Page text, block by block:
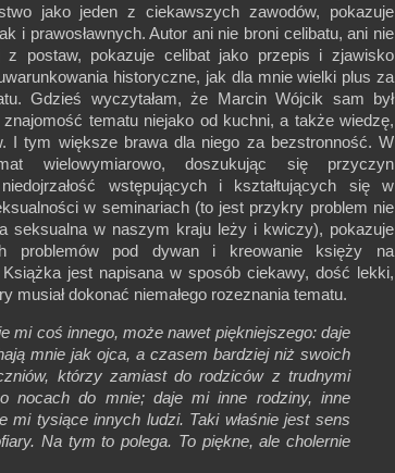
jako jeden z ciekawszych zawodów, pokazuje
i prawosławnych. Autor ani nie broni celibatu, ani nie
z postaw, pokazuje celibat jako przepis i zjawisko
historyczne, jak dla mnie wielki plus za
Gdzieś wyczytałam, że Marcin Wójcik sam był
tematu niejako od kuchni, a także wiedzę,
I tym większe brawa dla niego za bezstronność. W
wielowymiarowo, doszukując się przyczyn
wstępujących i kształtujących się w
w seminariach (to jest przykry problem nie
seksualna w naszym kraju leży i kwiczy), pokazuje
problemów pod dywan i kreowanie księży na
jest napisana w sposób ciekawy, dość lekki,
musiał dokonać niemałego rozeznania tematu.
mi coś innego, może nawet piękniejszego: daje
mnie jak ojca, a czasem bardziej niż swoich
którzy zamiast do rodziców z trudnymi
nocach do mnie; daje mi inne rodziny, inne
mi tysiące innych ludzi. Taki właśnie jest sens
Na tym to polega. To piękne, ale cholernie